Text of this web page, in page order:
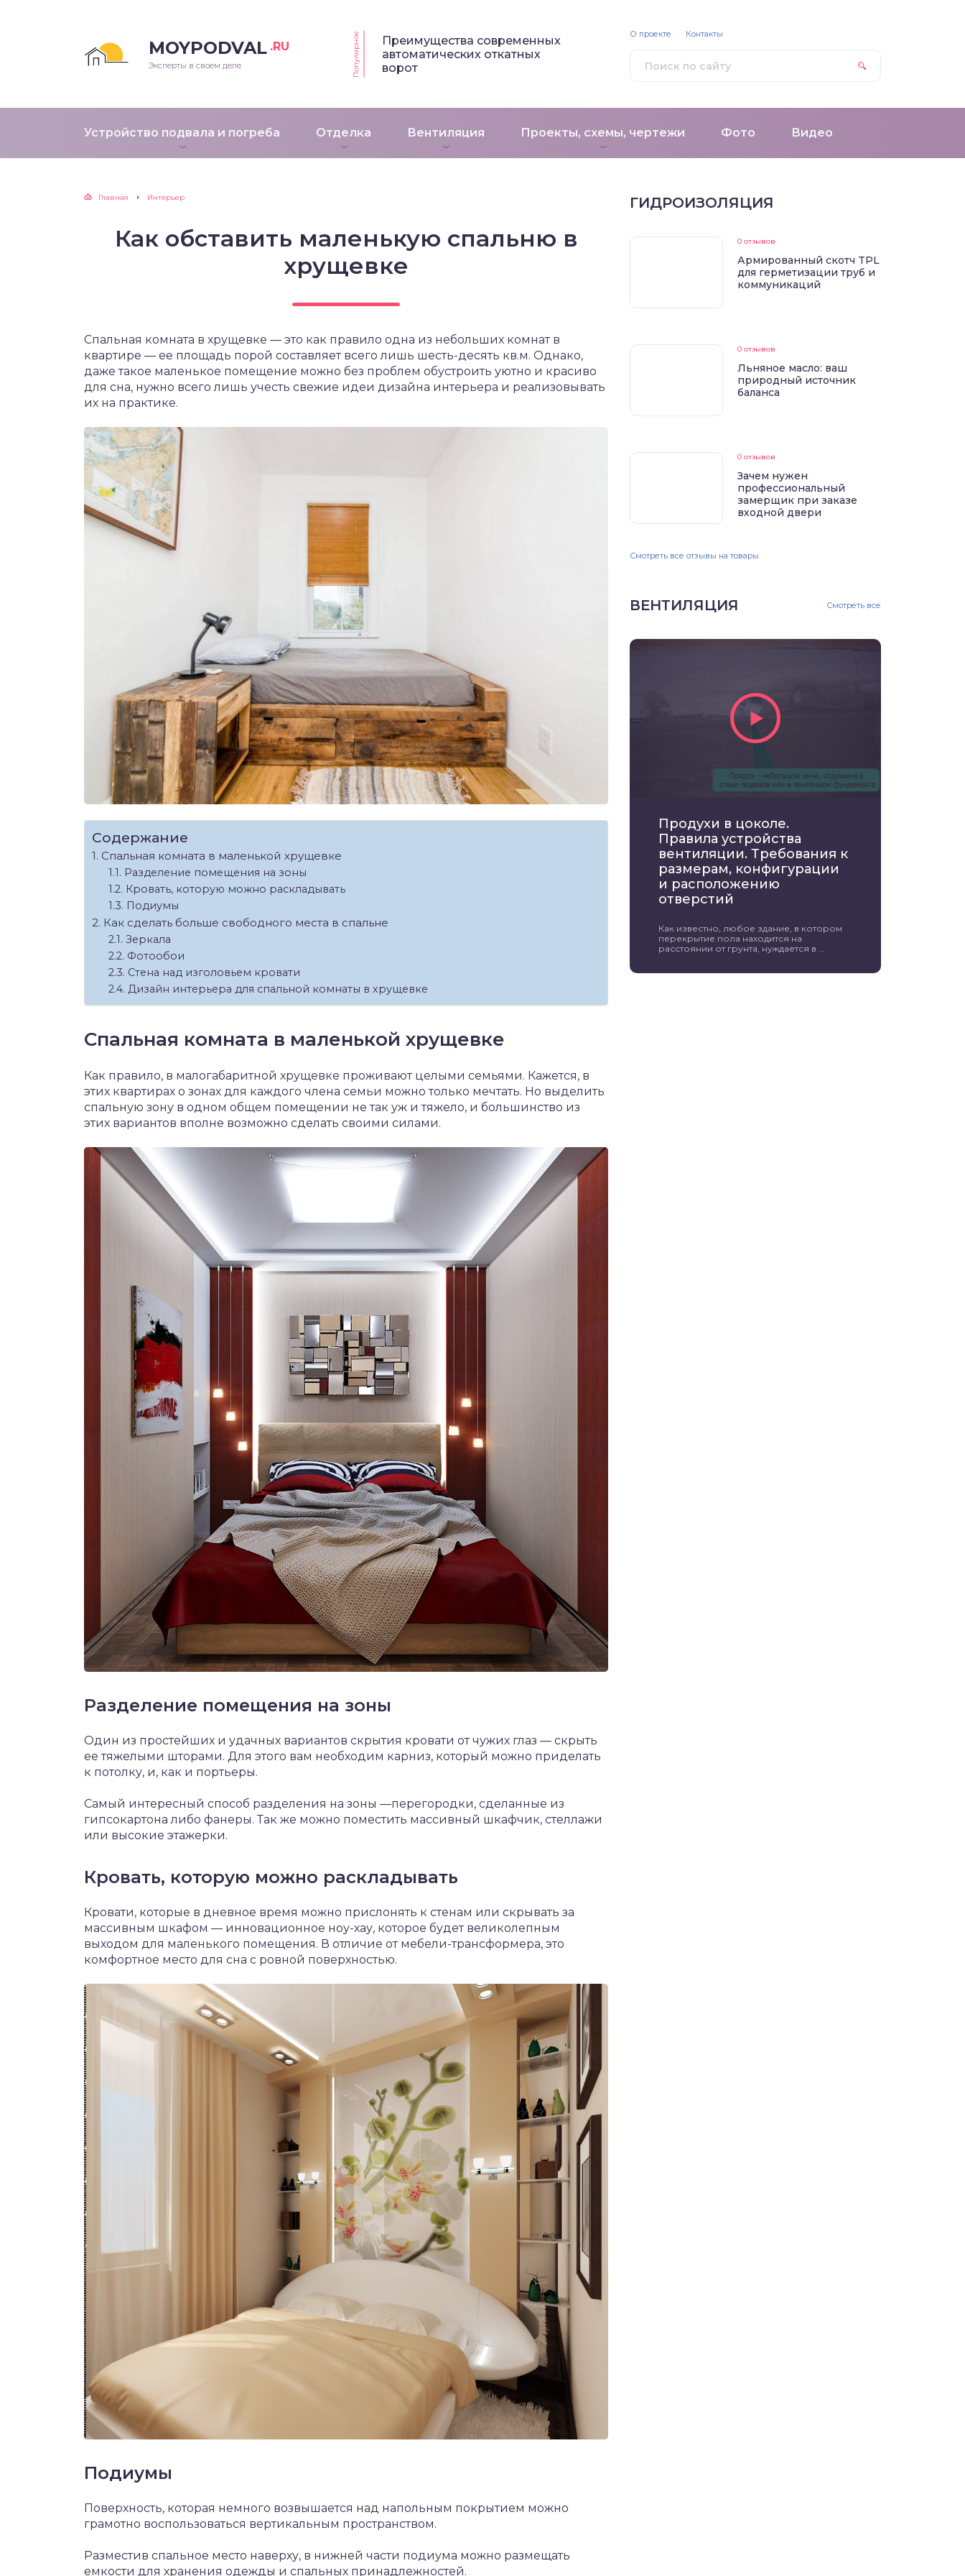
MOYPODVAL .RU
Эксперты в своем деле Популярное
Преимущества современных
автоматических откатных
ворот
Устройство подвала и погреба Отделка Вентиляция Проекты, схемы, чертежи Фото Видео
О проекте Контакты
Главная Интерьер
Как обставить маленькую спальню в
хрущевке
Спальная комната в хрущевке — это как правило одна из небольших комнат в
квартире — ее площадь порой составляет всего лишь шесть-десять кв.м. Однако,
даже такое маленькое помещение можно без проблем обустроить уютно и красиво
для сна, нужно всего лишь учесть свежие идеи дизайна интерьера и реализовывать
их на практике.
Содержание
Спальная комната в маленькой хрущевке
Разделение помещения на зоны
Кровать, которую можно раскладывать
Подиумы
Как сделать больше свободного места в спальне
Зеркала
Фотообои
Стена над изголовьем кровати
Дизайн интерьера для спальной комнаты в хрущевке
Спальная комната в маленькой хрущевке
Как правило, в малогабаритной хрущевке проживают целыми семьями. Кажется, в
этих квартирах о зонах для каждого члена семьи можно только мечтать. Но выделить
спальную зону в одном общем помещении не так уж и тяжело, и большинство из
этих вариантов вполне возможно сделать своими силами.
Разделение помещения на зоны
Один из простейших и удачных вариантов скрытия кровати от чужих глаз — скрыть
ее тяжелыми шторами. Для этого вам необходим карниз, который можно приделать
к потолку, и, как и портьеры.
Самый интересный способ разделения на зоны —перегородки, сделанные из
гипсокартона либо фанеры. Так же можно поместить массивный шкафчик, стеллажи
или высокие этажерки.
Кровать, которую можно раскладывать
Кровати, которые в дневное время можно прислонять к стенам или скрывать за
массивным шкафом — инновационное ноу-хау, которое будет великолепным
выходом для маленького помещения. В отличие от мебели-трансформера, это
комфортное место для сна с ровной поверхностью.
Подиумы
Поверхность, которая немного возвышается над напольным покрытием можно
грамотно воспользоваться вертикальным пространством.
Разместив спальное место наверху, в нижней части подиума можно размещать
емкости для хранения одежды и спальных принадлежностей.
ГИДРОИЗОЛЯЦИЯ
0 отзывов
Армированный скотч TPL
для герметизации труб и
коммуникаций
0 отзывов
Льняное масло: ваш
природный источник
баланса
0 отзывов
Зачем нужен
профессиональный
замерщик при заказе
входной двери
Смотреть все отзывы на товары
ВЕНТИЛЯЦИЯ Смотреть все
Продухи в цоколе.
Правила устройства
вентиляции. Требования к
размерам, конфигурации
и расположению
отверстий
Как известно, любое здание, в котором
перекрытие пола находится на
расстоянии от грунта, нуждается в ...